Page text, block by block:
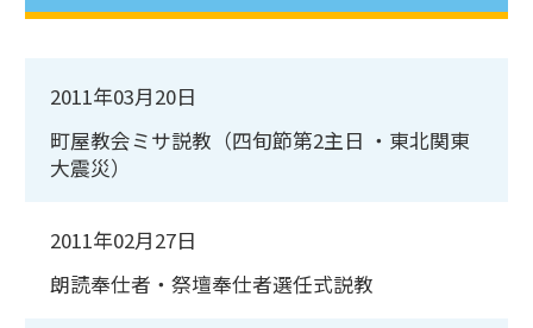
2011年03月20日
町屋教会ミサ説教（四旬節第2主日 ・東北関東
大震災）
2011年02月27日
朗読奉仕者・祭壇奉仕者選任式説教